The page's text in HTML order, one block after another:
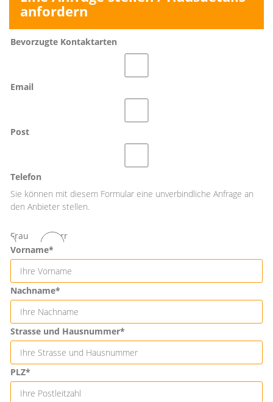
anfordern
Bevorzugte Kontaktarten
Email
Post
Telefon
Sie können mit diesem Formular eine unverbindliche Anfrage an
den Anbieter stellen.
Frau
Herr
Vorname*
Nachname*
Strasse und Hausnummer*
PLZ*